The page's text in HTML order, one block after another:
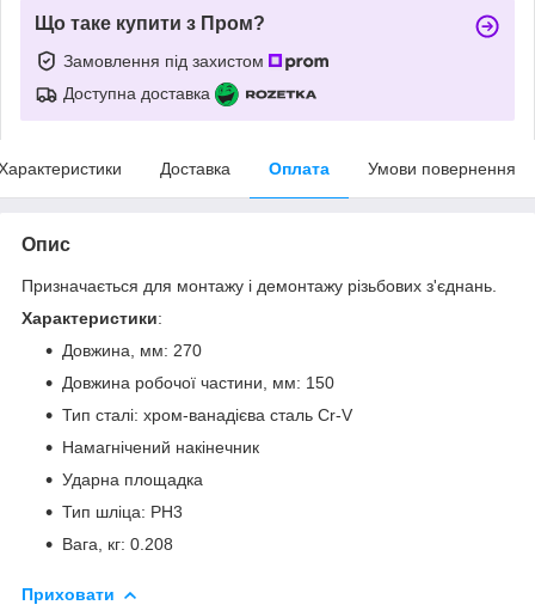
Що таке купити з Пром?
Замовлення під захистом
Доступна доставка
Доставка Оплата Умови повернення
Опис
Призначається для монтажу і демонтажу різьбових з'єднань.
Характеристики:
Довжина, мм: 270
Довжина робочої частини, мм: 150
Тип сталі: хром-ванадієва сталь Cr-V
Намагнічений накінечник
Ударна площадка
Тип шліца: PH3
Вага, кг: 0.208
Приховати